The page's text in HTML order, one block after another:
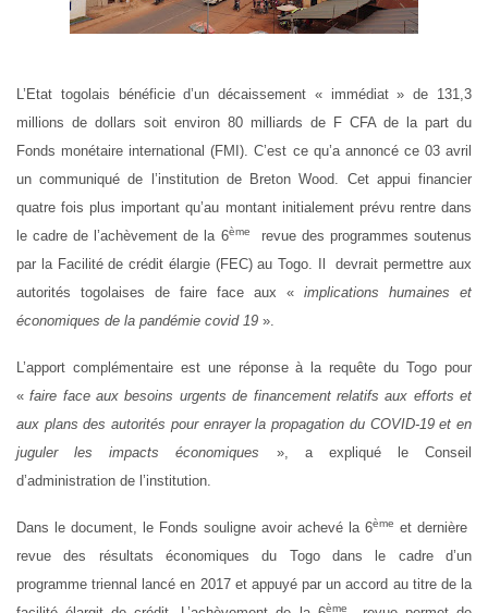
L’Etat togolais bénéficie d’un décaissement « immédiat » de 131,3
millions de dollars soit environ 80 milliards de F CFA de la part du
Fonds monétaire international (FMI). C’est ce qu’a annoncé ce 03 avril
un communiqué de l’institution de Breton Wood. Cet appui financier
quatre fois plus important qu’au montant initialement prévu rentre dans
le cadre de l’achèvement de la 6ème
revue des programmes soutenus
par la Facilité de crédit élargie (FEC) au Togo. Il
devrait permettre aux
autorités togolaises de faire face aux « implications humaines et
économiques de la pandémie covid 19 ».
L’apport complémentaire est une réponse à la requête du Togo pour
«faire face aux besoins urgents de financement relatifs aux efforts et
aux plans des autorités pour enrayer la propagation du COVID-19 et en
juguler les impacts économiques », a expliqué le Conseil
d’administration de l’institution.
Dans le document, le Fonds souligne avoir achevé la 6ème et dernière
revue des résultats économiques du Togo dans le cadre d’un
programme triennal lancé en 2017 et appuyé par un accord au titre de la
ème